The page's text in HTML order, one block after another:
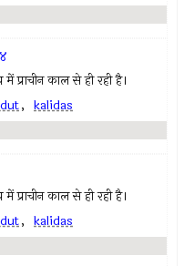
प्राचीन काल से ही रही है।
, kalidas
प्राचीन काल से ही रही है।
, kalidas